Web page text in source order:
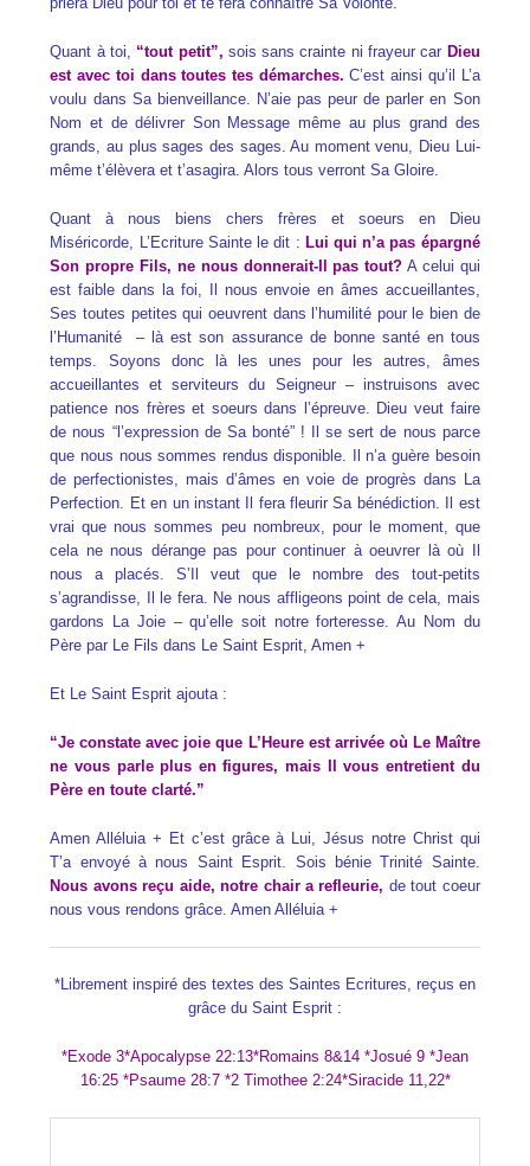
Quant à toi, “tout petit”, sois sans crainte ni frayeur car Dieu
est avec toi dans toutes tes démarches. C’est ainsi qu’il L’a
voulu dans Sa bienveillance. N’aie pas peur de parler en Son
Nom et de délivrer Son Message même au plus grand des
grands, au plus sages des sages. Au moment venu, Dieu Lui-
même t’élèvera et t’asagira. Alors tous verront Sa Gloire.
Quant à nous biens chers frères et soeurs en Dieu
Miséricorde, L’Ecriture Sainte le dit : Lui qui n’a pas épargné
Son propre Fils, ne nous donnerait-Il pas tout? A celui qui
est faible dans la foi, Il nous envoie en âmes accueillantes,
Ses toutes petites qui oeuvrent dans l’humilité pour le bien de
l’Humanité – là est son assurance de bonne santé en tous
temps. Soyons donc là les unes pour les autres, âmes
accueillantes et serviteurs du Seigneur – instruisons avec
patience nos frères et soeurs dans l’épreuve. Dieu veut faire
de nous “l’expression de Sa bonté” ! Il se sert de nous parce
que nous nous sommes rendus disponible. Il n’a guère besoin
de perfectionistes, mais d’âmes en voie de progrès dans La
Perfection. Et en un instant Il fera fleurir Sa bénédiction. Il est
vrai quenous sommes peu nombreux, pour le moment, que
cela ne nous dérange pas pour continuer à oeuvrer là où Il
nous a placés. S’Il veut que le nombre des tout-petits
s’agrandisse, Il le fera. Ne nous affligeons point de cela, mais
gardons La Joie – qu’elle soit notre forteresse. Au Nom du
Père par Le Fils dans Le Saint Esprit, Amen +
Et Le Saint Esprit ajouta :
“Je constate avec joie que L’Heure est arrivée où Le Maître
ne vous parle plus en figures, mais Il vous entretient du
Père en toute clarté.”
Amen Alléluia + Et c’est grâce à Lui, Jésus notre Christ qui
T’a envoyé à nous Saint Esprit. Sois bénie Trinité Sainte.
Nous avons reçu aide, notre chair a refleurie, de tout coeur
nous vous rendons grâce. Amen Alléluia +
*Librement inspiré des textes des Saintes Ecritures, reçus en
grâce du Saint Esprit :
*Exode 3*Apocalypse 22:13*Romains 8&14 *Josué 9 *Jean
16:25 *Psaume 28:7 *2 Timothee 2:24*Siracide 11,22*